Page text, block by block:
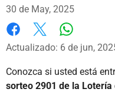
30 de May, 2025
Facebook
X
Actualizado: 6 de jun,
Conozca si usted está
sorteo 2901 de la Lotería